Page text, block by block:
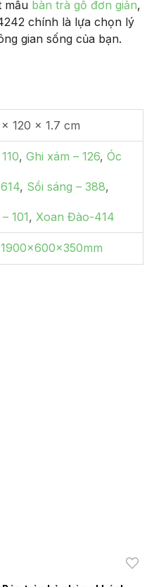
mẫubàn trà gỗ đơn giản,
chính là lựa chọn lý
gian sống của bạn.
120 × 1.7 cm
, Ghi xám – 126, Óc
, Sồi sáng – 388,
101, Xoan Đào-414